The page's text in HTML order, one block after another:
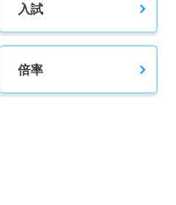
入試
倍率